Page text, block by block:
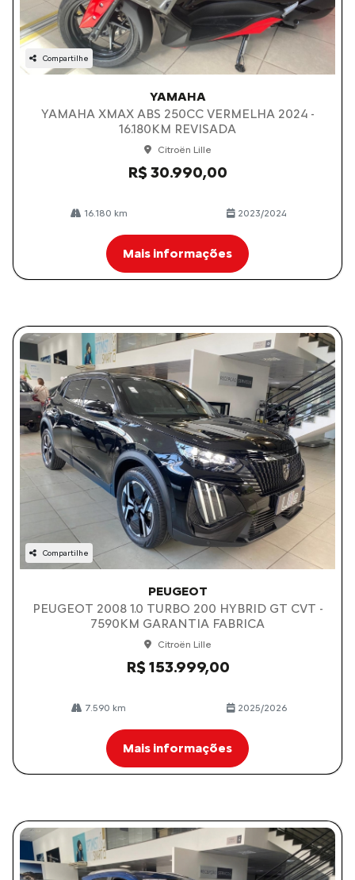
Compartilhe
YAMAHA
YAMAHA XMAX ABS 250CC VERMELHA 2024 -
16.180KM REVISADA
Citroën Lille
R$ 30.990,00
16.180 km 2023/2024
Mais informações
Compartilhe
PEUGEOT
PEUGEOT 2008 1.0 TURBO 200 HYBRID GT CVT -
7590KM GARANTIA FABRICA
Citroën Lille
R$ 153.999,00
7.590 km 2025/2026
Mais informações